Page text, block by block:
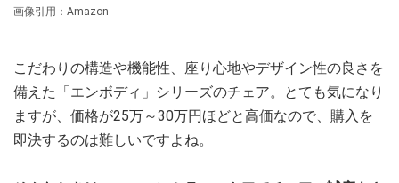
画像引用：Amazon
こだわりの構造や機能性、座り心地やデザイン性の良さを
備えた「エンボディ」シリーズのチェア。とても気になり
ますが、価格が25万～30万円ほどと高価なので、購入を
即決するのは難しいですよね。